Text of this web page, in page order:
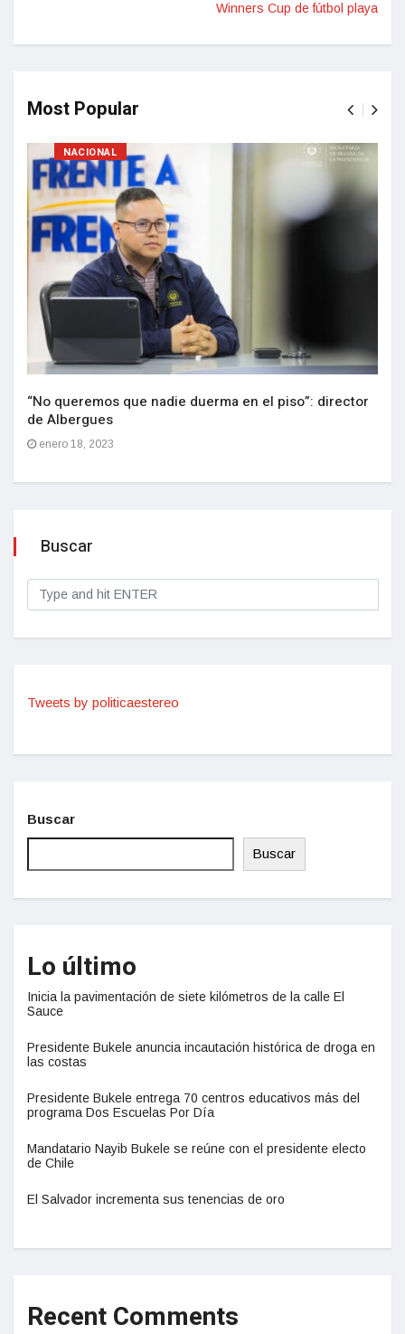
Winners Cup de fútbol playa
Most Popular
NACIONAL
“No queremos que nadie duerma en el piso”: director
de Albergues
enero 18, 2023
Buscar
Tweets by politicaestereo
Buscar
Buscar
Lo último
Inicia la pavimentación de siete kilómetros de la calle El
Sauce
Presidente Bukele anuncia incautación histórica de droga en
las costas
Presidente Bukele entrega 70 centros educativos más del
programa Dos Escuelas Por Día
Mandatario Nayib Bukele se reúne con el presidente electo
de Chile
El Salvador incrementa sus tenencias de oro
Recent Comments